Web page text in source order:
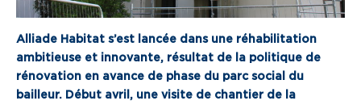
Notre organisation
Alliade Habitat s’est lancée dans une réhabilitation
ambitieuse et innovante, résultat de la politique de
rénovation en avance de phase du parc social du
bailleur. Début avril, une visite de chantier de la